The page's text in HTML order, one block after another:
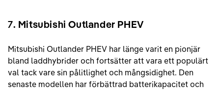
7. Mitsubishi Outlander PHEV
Mitsubishi Outlander PHEV har länge varit en pionjär
bland laddhybrider och fortsätter att vara ett populärt
val tack vare sin pålitlighet och mångsidighet. Den
senaste modellen har förbättrad batterikapacitet och